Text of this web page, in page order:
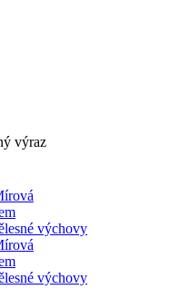
výraz
výchovy
výchovy